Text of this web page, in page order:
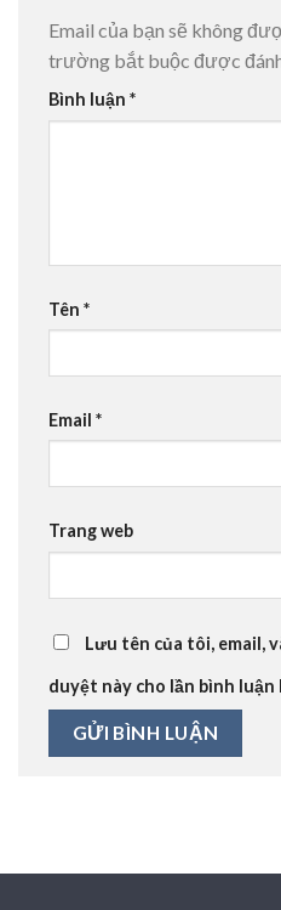
Email của bạn sẽ không
trường bắt buộc được
Bình luận *
Tên *
Email *
Trang web
Lưu tên của tôi, email,
duyệt này cho lần bình luận